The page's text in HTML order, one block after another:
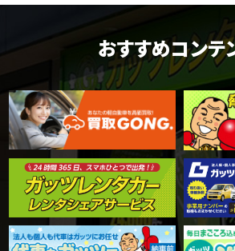
おすすめコンテ